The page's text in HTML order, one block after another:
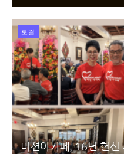
로컬
미션아가페, 16년 헌